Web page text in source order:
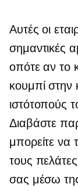
Αυτές οι
σημαντικές
οπότε αν το
κουμπί στην
ιστότοπούς
Διαβάστε
μπορείτε να
τους
σας μέσω